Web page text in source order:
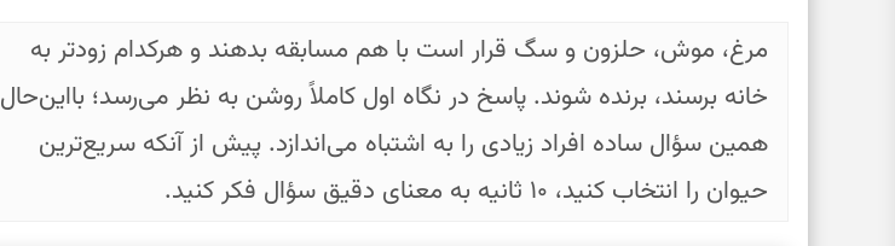
مرغ، موش، حلزون و سگ قرار است با هم مسابقه بدهند و هرکدام زودتر به
خانه برسند، برنده شوند. پاسخ در نگاه اول کاملاً روشن به نظر می‌رسد؛ بااین‌حال
همین سؤال ساده افراد زیادی را به اشتباه می‌اندازد. پیش از آنکه سریع‌ترین
حیوان را انتخاب کنید، ۱۰ ثانیه به معنای دقیق سؤال فکر کنید.